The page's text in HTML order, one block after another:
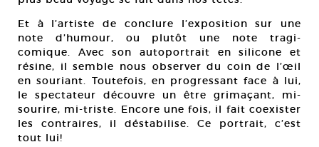
Et à l’artiste de conclure l’exposition sur une
note d’humour, ou plutôt une note tragi-
comique. Avec son autoportrait en silicone et
résine, il semble nous observer du coin de l’œil
en souriant. Toutefois, en progressant face à lui,
le spectateur découvre un être grimaçant, mi-
sourire, mi-triste. Encore une fois, il fait coexister
les contraires, il déstabilise. Ce portrait, c’est
tout lui!